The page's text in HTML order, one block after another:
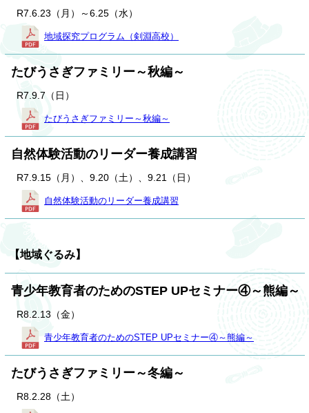
R7.6.23（月）～6.25（水）
地域探究プログラム（剣淵高校）
たびうさぎファミリー～秋編～
R7.9.7（日）
たびうさぎファミリー～秋編～
自然体験活動のリーダー養成講習
R7.9.15（月）、9.20（土）、9.21（日）
自然体験活動のリーダー養成講習
【地域ぐるみ】
青少年教育者のためのSTEP UPセミナー④～熊編～
R8.2.13（金）
青少年教育者のためのSTEP UPセミナー④～熊編～
たびうさぎファミリー～冬編～
R8.2.28（土）